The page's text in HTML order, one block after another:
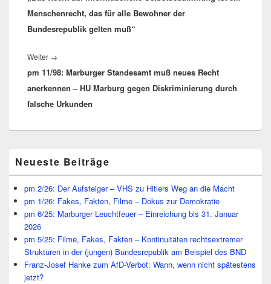
Menschenrecht, das für alle Bewohner der
Bundesrepublik gelten muß“
Weiter →
Beitrag:
pm 11/98: Marburger Standesamt muß neues Recht
anerkennen – HU Marburg gegen Diskriminierung durch
falsche Urkunden
Seitenleisten
Widget-
Bereich
Neueste Beiträge
pm 2/26: Der Aufsteiger – VHS zu Hitlers Weg an die Macht
pm 1/26: Fakes, Fakten, Filme – Dokus zur Demokratie
pm 6/25: Marburger Leuchtfeuer – Einreichung bis 31. Januar
2026
pm 5/25: Filme, Fakes, Fakten – Kontinuitäten rechtsextremer
Strukturen in der (jungen) Bundesrepublik am Beispiel des BND
Franz-Josef Hanke zum AfD-Verbot: Wann, wenn nicht spätestens
jetzt?